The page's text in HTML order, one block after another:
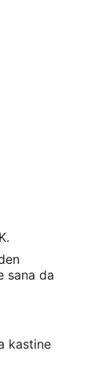
sana da
kastine